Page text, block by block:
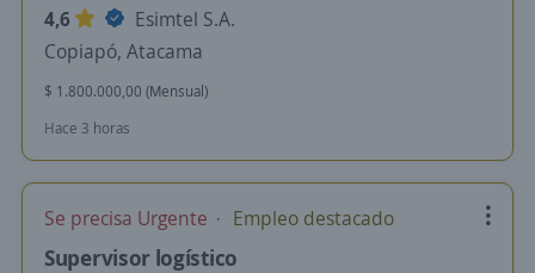
4,6
Esimtel S.A.
Copiapó, Atacama
$ 1.800.000,00 (Mensual)
Hace 3 horas
Se precisa Urgente Empleo destacado
Supervisor logístico